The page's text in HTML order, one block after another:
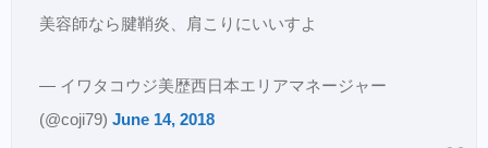
美容師なら腱鞘炎、肩こりにいいすよ
— イワタコウジ美歴西日本エリアマネージャー
(@coji79) June 14, 2018